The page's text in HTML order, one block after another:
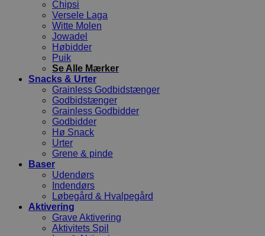
Chipsi
Versele Laga
Witte Molen
Jowadel
Høbidder
Puik
Se Alle Mærker
Snacks & Urter
Grainless Godbidstænger
Godbidstænger
Grainless Godbidder
Godbidder
Hø Snack
Urter
Grene & pinde
Baser
Udendørs
Indendørs
Løbegård & Hvalpegård
Aktivering
Grave Aktivering
Aktivitets Spil